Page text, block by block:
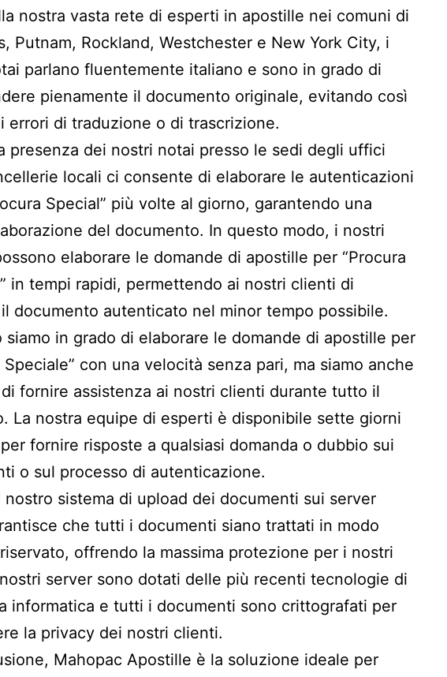
nostra vasta rete di esperti in apostille nei comuni di
Putnam, Rockland, Westchester e New York City, i
parlano fluentemente italiano e sono in grado di
pienamente il documento originale, evitando così
errori di traduzione o di trascrizione.
presenza dei nostri notai presso le sedi degli uffici
locali ci consente di elaborare le autenticazioni
Special” più volte al giorno, garantendo una
del documento. In questo modo, i nostri
elaborare le domande di apostille per “Procura
in tempi rapidi, permettendo ai nostri clienti di
documento autenticato nel minor tempo possibile.
siamo in grado di elaborare le domande di apostille per
Speciale” con una velocità senza pari, ma siamo anche
fornire assistenza ai nostri clienti durante tutto il
La nostra equipe di esperti è disponibile sette giorni
fornire risposte a qualsiasi domanda o dubbio sui
o sul processo di autenticazione.
nostro sistema di upload dei documenti sui server
che tutti i documenti siano trattati in modo
offrendo la massima protezione per i nostri
server sono dotati delle più recenti tecnologie di
informatica e tutti i documenti sono crittografati per
la privacy dei nostri clienti.
Mahopac Apostille è la soluzione ideale per